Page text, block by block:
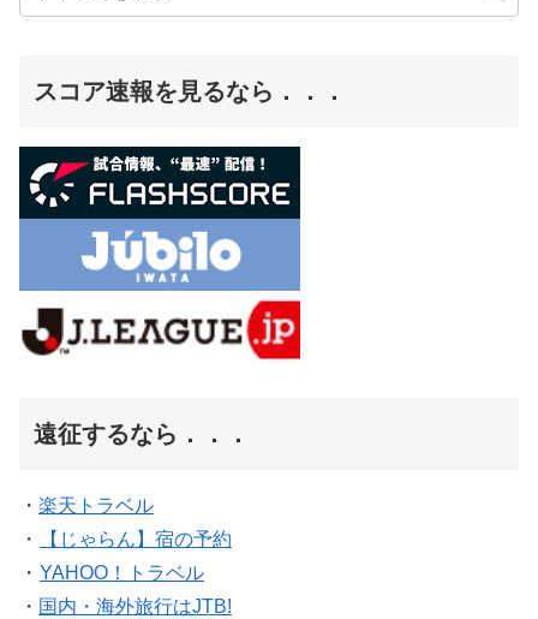
スコア速報を見るなら．．．
遠征するなら．．．
・ 楽天トラベル
・
【じゃらん】宿の予約
・ YAHOO！トラベル
・ 国内・海外旅行はJTB!